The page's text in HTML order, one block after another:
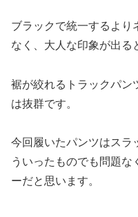
ブラックで統一するより
なく、大人な印象が出る
裾が絞れるトラックパン
は抜群です。
今回履いたパンツはスラ
ういったものでも問題な
ーだと思います。